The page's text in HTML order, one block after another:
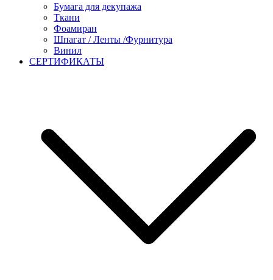
Бумага для декупажа
Ткани
Фоамиран
Шпагат / Ленты /Фурнитура
Винил
СЕРТИФИКАТЫ